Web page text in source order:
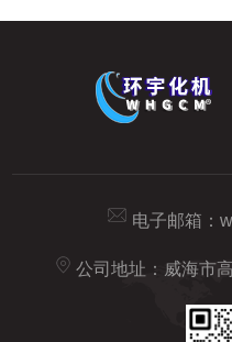
电子邮箱：
公司地址：威海市